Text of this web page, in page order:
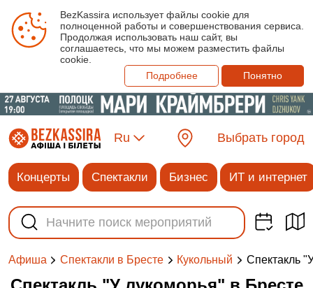
BezKassira использует файлы cookie для
полноценной работы и совершенствования сервиса.
Продолжая использовать наш сайт, вы
соглашаетесь, что мы можем разместить файлы
cookie.
Подробнее
Понятно
Ru Выбрать город
Концерты Спектакли Бизнес ИТ и интернет
Афиша Спектакли в Бресте Кукольный Спектакль